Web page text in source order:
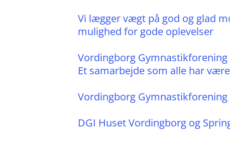
Vi lægger vægt på god og glad
mulighed for gode oplevelser
Vordingborg
Et samarbejde som alle har
Vordingborg
DGI Huset Vordingborg og